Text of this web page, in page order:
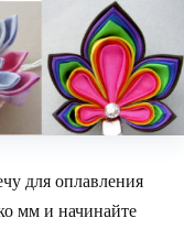
для оплавления
мм и начинайте